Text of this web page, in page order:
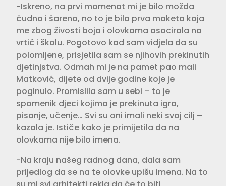
-Iskreno, na prvi momenat mi je bilo možda
čudno i šareno, no to je bila prva maketa koja
me zbog živosti boja i olovkama asocirala na
vrtić i školu. Pogotovo kad sam vidjela da su
polomljene, prisjetila sam se njihovih prekinutih
djetinjstva. Odmah mi je na pamet pao mali
Matković, dijete od dvije godine koje je
poginulo. Promislila sam u sebi – to je
spomenik djeci kojima je prekinuta igra,
pisanje, učenje… Svi su oni imali neki svoj cilj –
kazala je. Ističe kako je primijetila da na
olovkama nije bilo imena.
-Na kraju našeg radnog dana, dala sam
prijedlog da se na te olovke upišu imena. Na to